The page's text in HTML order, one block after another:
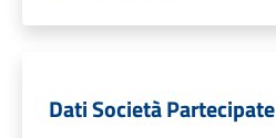
Dati Società Partecipate